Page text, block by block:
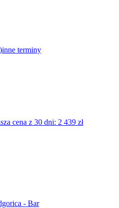
inne terminy
cena z 30 dni: 2 439 zł
- Bar